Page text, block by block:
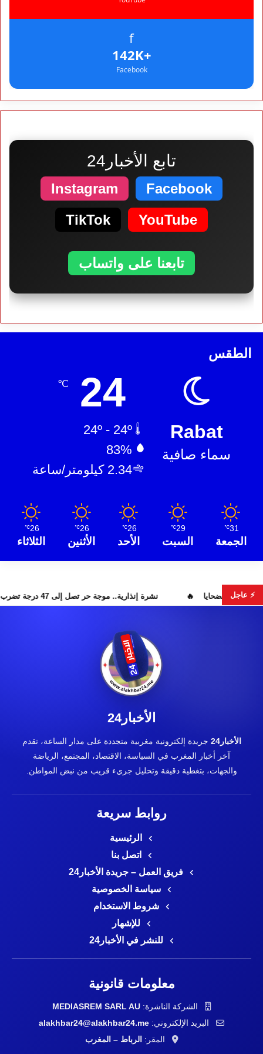
f
+142K
Facebook
تابع الأخبار24
Facebook
Instagram
YouTube
TikTok
تابعنا على واتساب
الطقس
Rabat
سماء صافية
24
℃
83%
2.34 كيلومتر/ساعة
31
℃
الجمعة
29
℃
السبت
26
℃
الأحد
26
℃
الأثنين
26
℃
الثلاثاء
⚡ عاجلالبحث عن هويات الضحايا نشرة إنذارية.. موجة حر تصل إلى 47 درجة تضرب عدداً من أقاليم المغرب
الأخبار24
الأخبار24
جريدة إلكترونية مغربية متجددة على مدار الساعة، تقدم
آخر أخبار المغرب في السياسة، الاقتصاد، المجتمع، الرياضة
والجهات، بتغطية دقيقة وتحليل جريء قريب من نبض المواطن.
روابط سريعة
الرئيسية
اتصل بنا
فريق العمل – جريدة الأخبار24
سياسة الخصوصية
شروط الاستخدام
للإشهار
للنشر في الأخبار24
معلومات قانونية
الشركة الناشرة:MEDIASREM SARL AU
البريد الإلكتروني: alakhbar24@alakhbar24.me
المقر: الرباط – المغرب